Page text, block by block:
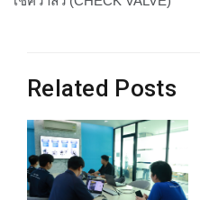
Related Posts